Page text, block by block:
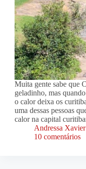
Muita gente sabe que
geladinho, mas
o calor deixa os
uma dessas pessoas
calor na capital
Andressa
10 comentários